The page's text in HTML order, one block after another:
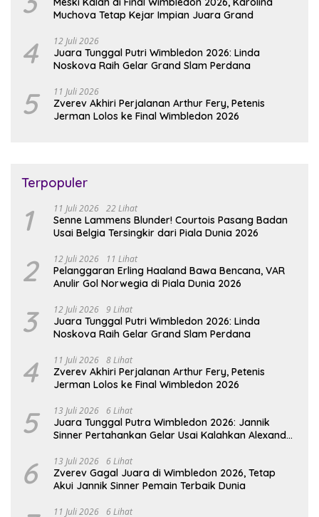
Muchova Tetap Kejar Impian Juara Grand
4 12 Juli 2026
Juara Tunggal Putri Wimbledon 2026: Linda
Noskova Raih Gelar Grand Slam Perdana
5 11 Juli 2026
Zverev Akhiri Perjalanan Arthur Fery, Petenis
Jerman Lolos ke Final Wimbledon 2026
Terpopuler
1 11 Juli 2026 22 Lihat
Senne Lammens Blunder! Courtois Pasang Badan
Usai Belgia Tersingkir dari Piala Dunia 2026
2 12 Juli 2026 11 Lihat
Pelanggaran Erling Haaland Bawa Bencana, VAR
Anulir Gol Norwegia di Piala Dunia 2026
3 12 Juli 2026 9 Lihat
Juara Tunggal Putri Wimbledon 2026: Linda
Noskova Raih Gelar Grand Slam Perdana
4 11 Juli 2026 8 Lihat
Zverev Akhiri Perjalanan Arthur Fery, Petenis
Jerman Lolos ke Final Wimbledon 2026
5 13 Juli 2026 6 Lihat
Juara Tunggal Putra Wimbledon 2026: Jannik
Sinner Pertahankan Gelar Usai Kalahkan Alexander
6 13 Juli 2026 6 Lihat
Zverev Gagal Juara di Wimbledon 2026, Tetap
Akui Jannik Sinner Pemain Terbaik Dunia
11 Juli 2026 6 Lihat